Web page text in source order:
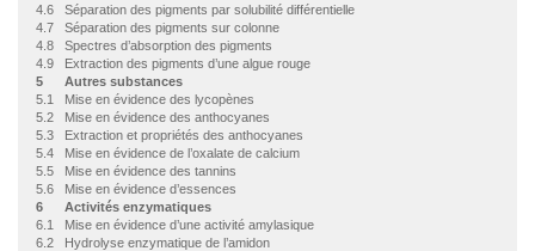
4.6 Séparation des pigments par solubilité différentielle
4.7 Séparation des pigments sur colonne
4.8 Spectres d’absorption des pigments
4.9 Extraction des pigments d’une algue rouge
5 Autres substances
5.1 Mise en évidence des lycopènes
5.2 Mise en évidence des anthocyanes
5.3 Extraction et propriétés des anthocyanes
5.4 Mise en évidence de l’oxalate de calcium
5.5 Mise en évidence des tannins
5.6 Mise en évidence d’essences
6 Activités enzymatiques
6.1 Mise en évidence d’une activité amylasique
6.2 Hydrolyse enzymatique de l’amidon